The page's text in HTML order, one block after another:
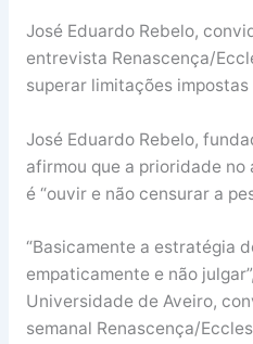
José Eduardo Rebelo,
entrevista Renascença/
superar limitações impostas
José Eduardo Rebelo,
afirmou que a prioridade
é “ouvir e não censurar a
“Basicamente a estratégia
empaticamente e não
Universidade de Aveiro,
semanal Renascença/